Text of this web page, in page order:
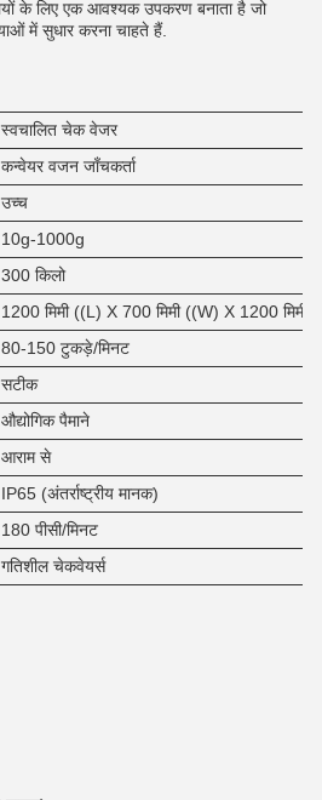
के लिए एक आवश्यक उपकरण बनाता है जो
में सुधार करना चाहते हैं.
स्वचालित चेक वेजर
कन्वेयर वजन जाँचकर्ता
उच्च
10g-1000g
300 किलो
1200 मिमी ((L) X 700 मिमी ((W) X 1200 मिमी
80-150 टुकड़े/मिनट
सटीक
औद्योगिक पैमाने
आराम से
IP65 (अंतर्राष्ट्रीय मानक)
180 पीसी/मिनट
गतिशील चेकवेयर्स